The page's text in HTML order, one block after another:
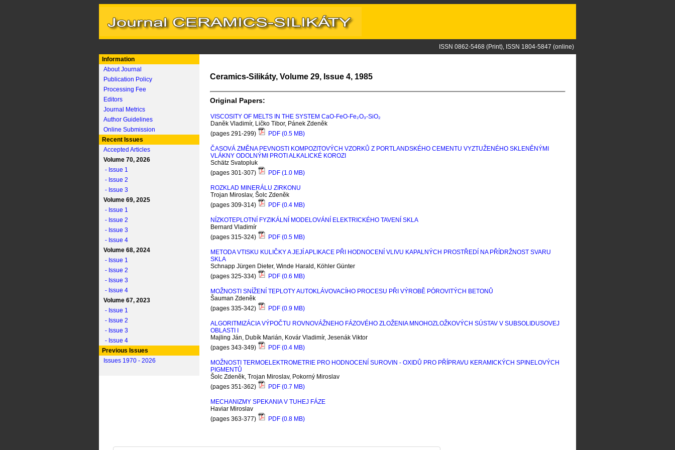
ISSN 0862-5468 (Print), ISSN 1804-5847 (online)
Information
About Journal
Publication Policy
Processing Fee
Editors
Journal Metrics
Author Guidelines
Online Submission
Recent Issues
Accepted Articles
Volume 70, 2026
- Issue 1
- Issue 2
- Issue 3
Volume 69, 2025
- Issue 1
- Issue 2
- Issue 3
- Issue 4
Volume 68, 2024
- Issue 1
- Issue 2
- Issue 3
- Issue 4
Volume 67, 2023
- Issue 1
- Issue 2
- Issue 3
- Issue 4
Previous Issues
Issues 1970 - 2026
Ceramics-Silikáty, Volume 29, Issue 4, 1985
Original Papers:
VISCOSITY OF MELTS IN THE SYSTEM CaO-FeO-Fe₂O₃-SiO₂
Daněk Vladimír, Ličko Tibor, Pánek Zdeněk
(pages 291-299)
PDF (0.5 MB)
ČASOVÁ ZMĚNA PEVNOSTI KOMPOZITOVÝCH VZORKŮ Z PORTLANDSKÉHO CEMENTU VYZTUŽENÉHO SKLENĚNÝMI
VLÁKNY ODOLNÝMI PROTI ALKALICKÉ KOROZI
Schätz Svatopluk
(pages 301-307)
PDF (1.0 MB)
ROZKLAD MINERÁLU ZIRKONU
Trojan Miroslav, Šolc Zdeněk
(pages 309-314)
PDF (0.4 MB)
NÍZKOTEPLOTNÍ FYZIKÁLNÍ MODELOVÁNÍ ELEKTRICKÉHO TAVENÍ SKLA
Bernard Vladimír
(pages 315-324)
PDF (0.5 MB)
METODA VTISKU KULIČKY A JEJÍ APLIKACE PŘI HODNOCENÍ VLIVU KAPALNÝCH PROSTŘEDÍ NA PŘÍDRŽNOST SVARU
SKLA
Schnapp Jürgen Dieter, Winde Harald, Köhler Günter
(pages 325-334)
PDF (0.6 MB)
MOŽNOSTI SNÍŽENÍ TEPLOTY AUTOKLÁVOVACÍHO PROCESU PŘI VÝROBĚ PÓROVITÝCH BETONŮ
Šauman Zdeněk
(pages 335-342)
PDF (0.9 MB)
ALGORITMIZÁCIA VÝPOČTU ROVNOVÁŽNEHO FÁZOVÉHO ZLOŽENIA MNOHOZLOŽKOVÝCH SÚSTAV V SUBSOLIDUSOVEJ
OBLASTI I
Majling Ján, Dubík Marián, Kovár Vladimír, Jesenák Viktor
(pages 343-349)
PDF (0.4 MB)
MOŽNOSTI TERMOELEKTROMETRIE PRO HODNOCENÍ SUROVIN - OXIDŮ PRO PŘÍPRAVU KERAMICKÝCH SPINELOVÝCH
PIGMENTŮ
Šolc Zdeněk, Trojan Miroslav, Pokorný Miroslav
(pages 351-362)
PDF (0.7 MB)
MECHANIZMY SPEKANIA V TUHEJ FÁZE
Haviar Miroslav
(pages 363-377)
PDF (0.8 MB)